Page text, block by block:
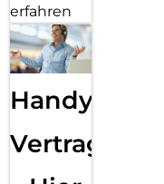
erfahren
Handy